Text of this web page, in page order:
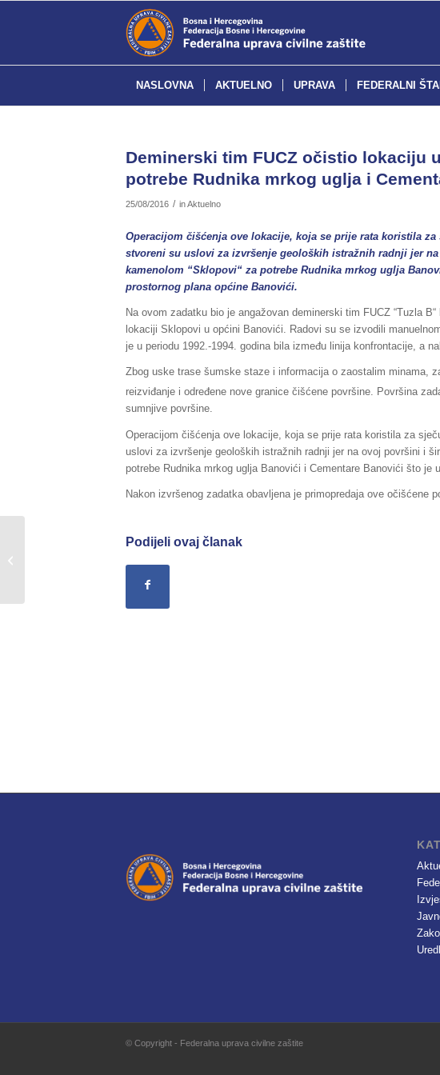
NASLOVNA AKTUELNO UPRAVA FEDERALNI
Deminerski tim FUCZ očistio lokaciju
potrebe Rudnika mrkog uglja i
25/08/2016 / inAktuelno
Operacijom čišćenja ove lokacije, koja se prije rata koristila
stvoreni su uslovi za izvršenje geoloških istražnih radnji jer
kamenolom “Sklopovi“ za potrebe Rudnika mrkog uglja
prostornog plana općine Banovići.
Na ovom zadatku bio je angažovan deminerski tim FUCZ “Tuzla
lokaciji Sklopovi u općini Banovići. Radovi su se izvodili
je u periodu 1992.-1994. godina bila između linija konfrontacije, a
Zbog uske trase šumske staze i informacija o zaostalim minama,
reizviđanje i određene nove granice čišćene površine. Površina
sumnjive površine.
Operacijom čišćenja ove lokacije, koja se prije rata koristila za
uslovi za izvršenje geoloških istražnih radnji jer na ovoj površini i
potrebe Rudnika mrkog uglja Banovići i Cementare Banovići što je
Nakon izvršenog zadatka obavljena je primopredaja ove očišćene
Podijeli ovaj članak
© Copyright - Federalna uprava civilne zaštite
Sažetak Redovnog izvještaja o stanju